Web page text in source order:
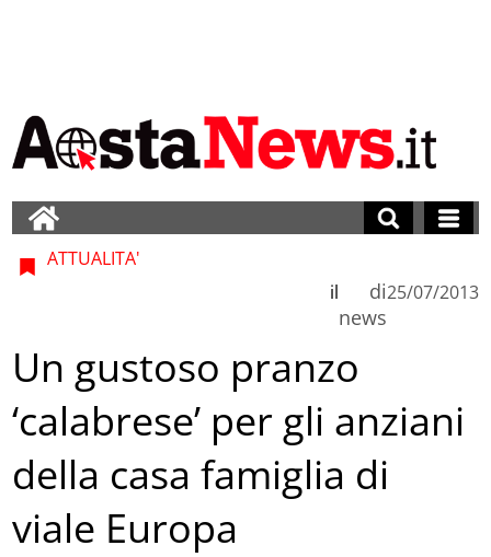
ATTUALITA'
di
news
il 25/07/2013
Un gustoso pranzo
‘calabrese’ per gli anziani
della casa famiglia di
viale Europa